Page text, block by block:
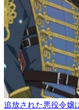
追放された悪役令嬢